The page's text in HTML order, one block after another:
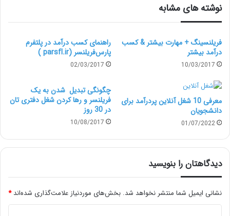
در این مطلب تفاوت اصلی بین مشاغل
خانگی مانند دورکاری، خویش کارفرما
بودن و فریلنسری را برای شما عنوان
خواهیم کرد.
کسب و کارهای خانگی
مشاغل و بیزینس‌های خانگی به آن دسته از مشاغلی گفته
می‌شود که شما در آن خودتان رئیس خود هستید و سرمایه
گذار این کسب و کار هم باز شخص شما است. تنها به دلیل
این که شما کسب و کار خود را از خانه مدیریت می‌کنید به
این معنا نیست که به صورت پاره وقت یا ساعتی کار خواهید
نوشته های مشابه
فریلنسینگ + مهارت بیشتر & کسب
درآمد بیشتر
10/03/2017
راهنمای کسب درآمد در پلتفرم
پارس‌‌فریلنسر (parsfl.ir )
02/03/2017
معرفی 10 شغل آنلاین پردرآمد برای
دانشجویان
01/07/2022
چگونگی تبدیل شدن به یک
فریلنسر و رها کردن شغل دفتری تان
در 30 روز
10/08/2017
دیدگاهتان را بنویسید
نشانی ایمیل شما منتشر نخواهد شد. بخش‌های موردنیاز علامت‌گذاری شده‌اند*